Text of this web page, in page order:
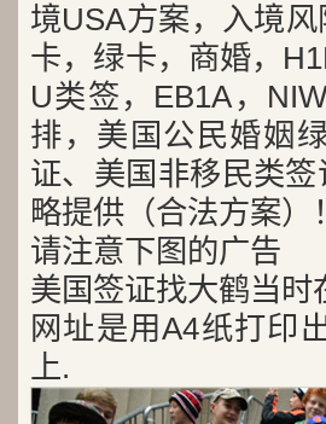
境USA方案，入境
卡，绿卡，商婚，
U类签，EB1A，
排，美国公民婚姻
证、美国非移民类
略提供（合法方案）！
请注意下图的广告
美国签证找大鹤当
网址是用A4纸打印
上.